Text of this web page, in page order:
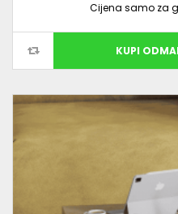
Cijena samo za
KUPI